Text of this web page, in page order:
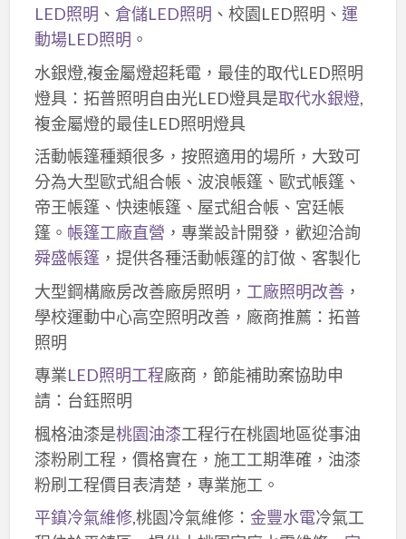
LED照明 、 倉儲LED照明 、校園LED照明、 運
動場LED照明 。
水銀燈,複金屬燈超耗電，最佳的取代LED照明
燈具：拓普照明自由光LED燈具是取代水銀燈,
複金屬燈的最佳LED照明燈具
活動帳篷種類很多，按照適用的場所，大致可
分為大型歐式組合帳、波浪帳篷、歐式帳篷、
帝王帳篷、快速帳篷、屋式組合帳、宮廷帳
篷。 帳篷工廠直營 ，專業設計開發，歡迎洽詢
舜盛帳篷，提供各種活動帳篷的訂做、客製化
大型鋼構廠房改善廠房照明， 工廠照明改善，
學校運動中心高空照明改善，廠商推薦：拓普
照明
專業LED照明工程廠商，節能補助案協助申
請：台鈺照明
楓格油漆是桃園油漆工程行在桃園地區從事油
漆粉刷工程，價格實在，施工工期準確，油漆
粉刷工程價目表清楚，專業施工。
平鎮冷氣維修,桃園冷氣維修： 金豐水電冷氣工